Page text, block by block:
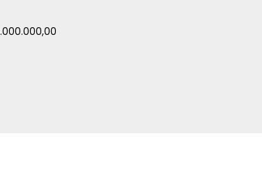
impegno